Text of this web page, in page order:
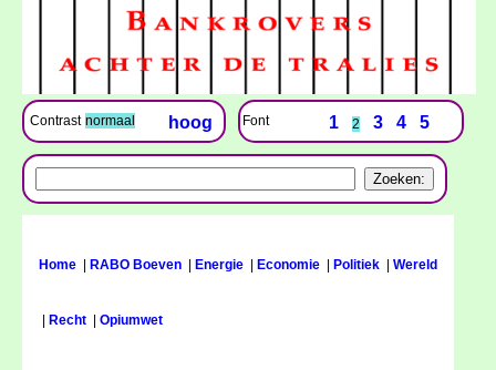
Contrast normaal hoog Font 1 2 3 4 5
Home RABO Boeven Energie Economie Politiek Wereld
Recht Opiumwet